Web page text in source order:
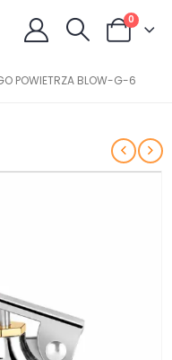
0
POWIETRZA BLOW-G-6